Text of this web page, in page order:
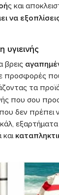
ς και
να
βρεις
προσφορές που
τα
που σου
δεν πρέπει
και